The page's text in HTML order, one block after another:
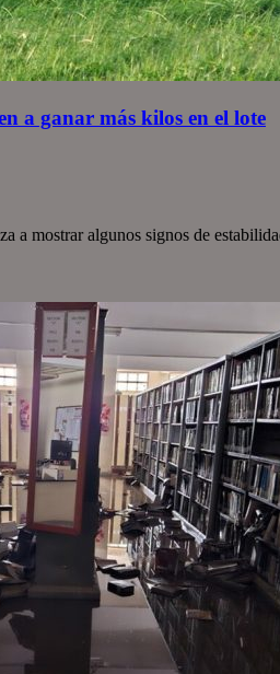
a ganar más kilos en el lote
a mostrar algunos signos de